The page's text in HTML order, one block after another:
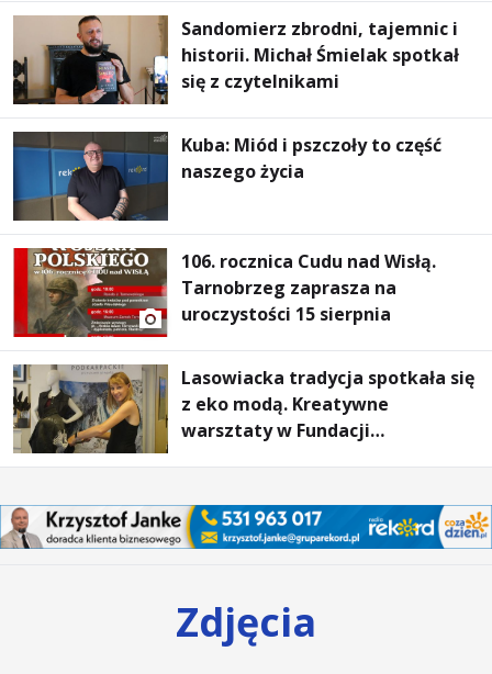
Sandomierz zbrodni, tajemnic i
historii. Michał Śmielak spotkał
się z czytelnikami
Kuba: Miód i pszczoły to część
naszego życia
106. rocznica Cudu nad Wisłą.
Tarnobrzeg zaprasza na
uroczystości 15 sierpnia
Lasowiacka tradycja spotkała się
z eko modą. Kreatywne
warsztaty w Fundacji
Zdjęcia